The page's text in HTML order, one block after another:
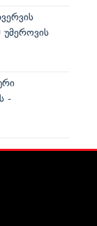
უმეროვის
-